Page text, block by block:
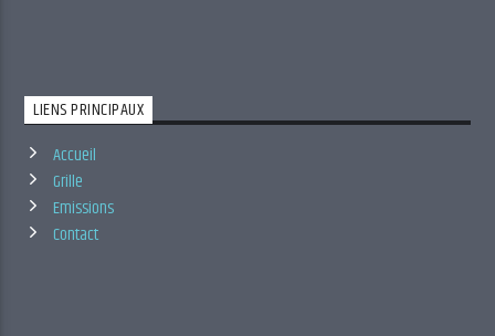
LIENS PRINCIPAUX
Accueil
Grille
Emissions
Contact